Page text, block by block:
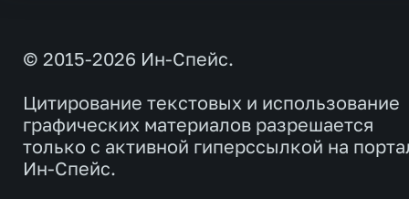
© 2015-2026 Ин-Спейс.
Цитирование текстовых и использование
графических материалов разрешается
только с активной гиперссылкой на
Ин-Спейс.